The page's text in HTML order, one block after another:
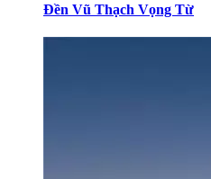
Đền Vũ Thạch Vọng Từ